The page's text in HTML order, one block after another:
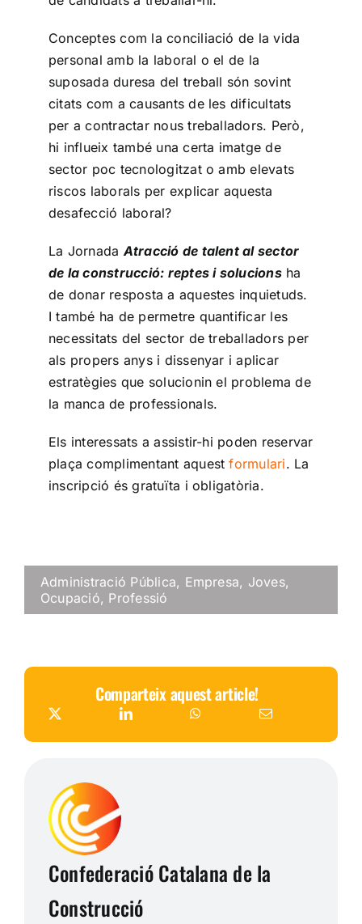
Conceptes com la conciliació de la vida
personal amb la laboral o el de la
suposada duresa del treball són sovint
citats com a causants de les dificultats
per a contractar nous treballadors. Però,
hi influeix també una certa imatge de
sector poc tecnologitzat o amb elevats
riscos laborals per explicar aquesta
desafecció laboral?
La Jornada Atracció de talent al sector
de la construcció: reptes i solucionsha
de donar resposta a aquestes inquietuds.
I també ha de permetre quantificar les
necessitats del sector de treballadors per
als propers anys i dissenyar i aplicar
estratègies que solucionin el problema de
la manca de professionals.
Els interessats a assistir-hi poden reservar
plaça complimentant aquestformulari. La
inscripció és gratuïta i obligatòria.
Administració Pública, Empresa, Joves,
Ocupació, Professió
Comparteix aquest article!
Confederació Catalana de la
Construcció